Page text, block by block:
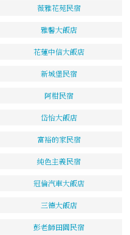
薇雅花苑民宿
雅馨大飯店
花蓮中信大飯店
新城堡民宿
阿柑民宿
岱怡大飯店
富裕的家民宿
純色主義民宿
冠倫汽車大飯店
三德大飯店
彭老師田園民宿